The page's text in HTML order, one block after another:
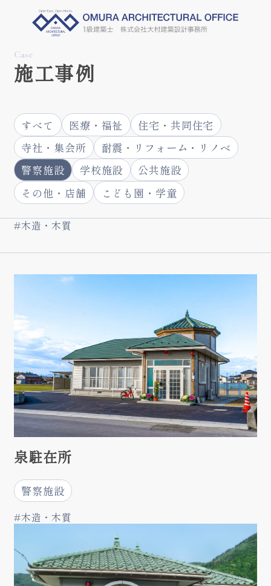
Case
施工事例
すべて 医療・福祉
住宅・共同住宅
寺社・集会所
耐震・リフォーム・リノベ
警察施設
学校施設
公共施設
その他・店舗
こども園・学童
#木造・木質
泉駐在所
警察施設
#木造・木質